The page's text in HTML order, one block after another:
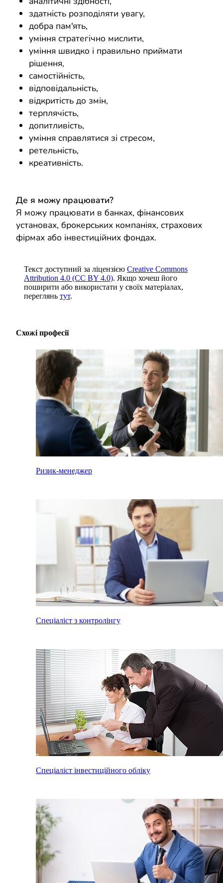
здатність розподіляти увагу,
добра пам'ять,
уміння стратегічно мислити,
уміння швидко і правильно приймати
рішення,
самостійність,
відповідальність,
відкритість до змін,
терплячість,
допитливість,
уміння справлятися зі стресом,
ретельність,
креативність.
Де я можу працювати?
Я можу працювати в банках, фінансових
установах, брокерських компаніях, страхових
фірмах або інвестиційних фондах.
Текст доступний за ліцензією Creative Commons
Attribution 4.0 (CC BY 4.0). Якщо хочеш його
поширити або використати у своїх матеріалах,
переглянь тут.
Схожі професії
Ризик-менеджер
Спеціаліст з контролінгу
Спеціаліст інвестиційного обліку